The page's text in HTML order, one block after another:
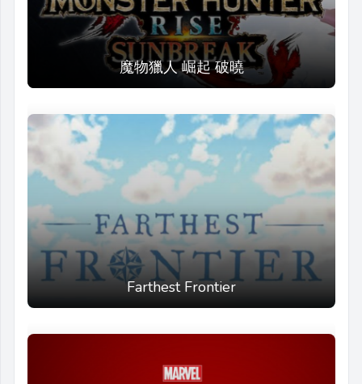
魔物獵人 崛起 破曉
Farthest Frontier